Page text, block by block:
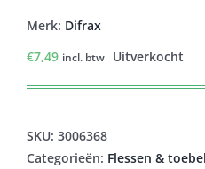
Merk: Difrax
€7,49 incl. btw Uitverkocht
SKU: 3006368
Categorieën: Flessen &